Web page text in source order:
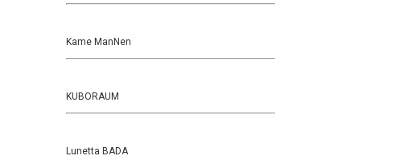
Kame ManNen
KUBORAUM
Lunetta BADA